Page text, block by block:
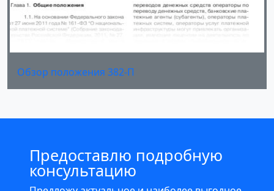
Обзор положения 382-П
Предоставлю подробную
консультацию